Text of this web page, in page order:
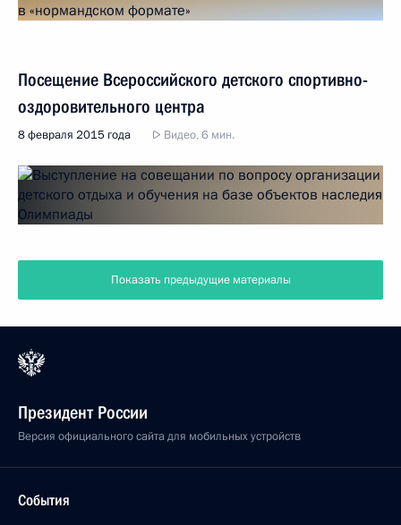
Посещение Всероссийского детского спортивно-
оздоровительного центра
8 февраля 2015 года Видео, 6 мин.
Показать предыдущие материалы
Президент России
Версия официального сайта для мобильных устройств
События